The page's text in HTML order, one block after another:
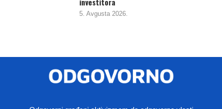
optužnicu za nezakonitu eksploataciju
investitora